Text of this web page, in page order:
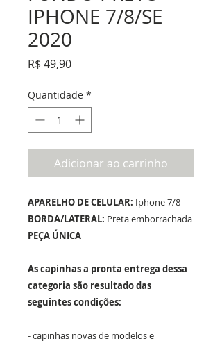
IPHONE 7/8/SE
2020
R$ 49,90Preço
Quantidade *
Adicionar ao carrinho
APARELHO DE CELULAR: Iphone 7/8
BORDA/LATERAL: Preta emborrachada
PEÇA ÚNICA
As capinhas a pronta entrega dessa
categoria são resultado das
seguintes condições:
- capinhas novas de modelos e